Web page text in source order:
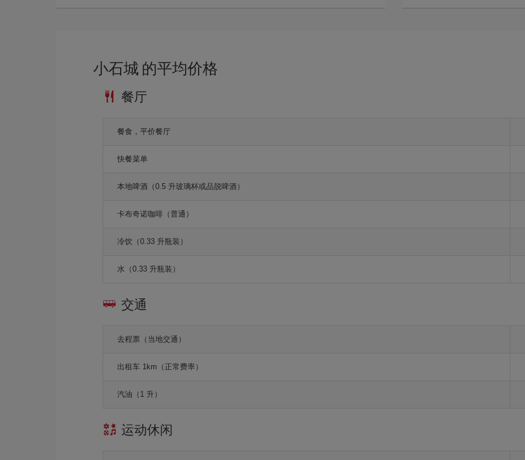
小石城 的平均价格
餐厅
餐食，平价餐厅
快餐菜单
本地啤酒（0.5 升玻璃杯或品脱啤酒）
卡布奇诺咖啡（普通）
冷饮（0.33 升瓶装）
水（0.33 升瓶装）
交通
去程票（当地交通）
出租车 1km（正常费率）
汽油（1 升）
运动休闲